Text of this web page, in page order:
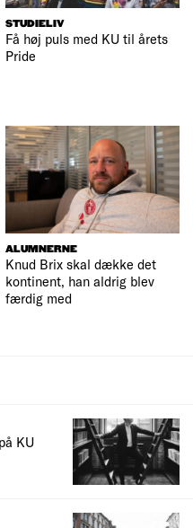
STUDIELIV
Få høj puls med KU til årets
Pride
ALUMNERNE
Knud Brix skal dække det
kontinent, han aldrig blev
færdig med
KU